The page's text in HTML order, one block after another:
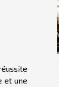
et une